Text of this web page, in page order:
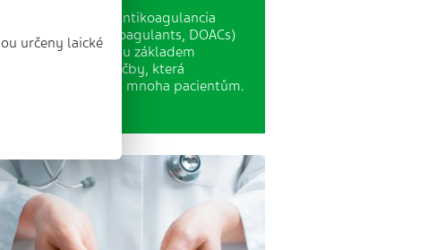
Přímá perorální antikoagulancia
(direct oral anticoagulants, DOACs)
nebo warfarin jsou základem
antikoagulační léčby, která
zachraňuje životy mnoha pacientům.
určeny laické